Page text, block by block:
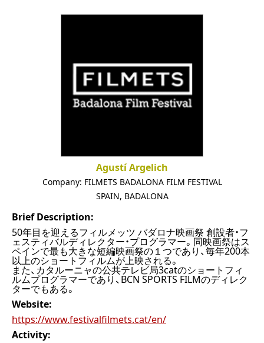
Agustí Argelich
Company: FILMETS BADALONA FILM FESTIVAL
SPAIN, BADALONA
Brief Description:
50年目を迎えるフィルメッツ バダロナ映画祭 創設者・フ
ェスティバルディレクター・プログラマー。同映画祭はス
ペインで最も大きな短編映画祭の１つであり、毎年200本
以上のショートフィルムが上映される。
また、カタルーニャの公共テレビ局3catのショートフィ
ルムプログラマーであり、BCN SPORTS FILMのディレク
ターでもある。
Website:
https://www.festivalfilmets.cat/en/
Activity: